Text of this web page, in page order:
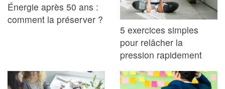
Énergie après 50 ans :
comment la préserver ?
5 exercices simples
pour relâcher la
pression rapidement